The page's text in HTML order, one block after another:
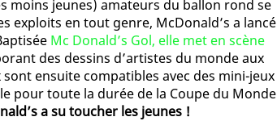
moins jeunes) amateurs du ballon rond se
exploits en tout genre, McDonald’s a lancé
Mc Donald’s Gol, elle met en scène
des dessins d’artistes du monde aux
ensuite compatibles avec des mini-jeux
pour toute la durée de la Coupe du Monde
a su toucher les jeunes !